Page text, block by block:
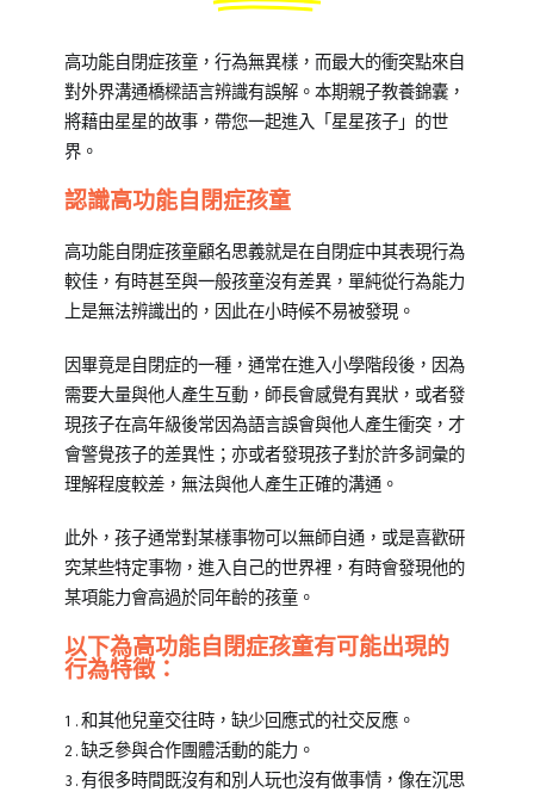
高功能自閉症孩童，行為無異樣，而最大的衝突點來自
對外界溝通橋樑語言辨識有誤解。本期親子教養錦囊，
將藉由星星的故事，帶您一起進入「星星孩子」的世
界。
認識高功能自閉症孩童
高功能自閉症孩童顧名思義就是在自閉症中其表現行為
較佳，有時甚至與一般孩童沒有差異，單純從行為能力
上是無法辨識出的，因此在小時候不易被發現。
因畢竟是自閉症的一種，通常在進入小學階段後，因為
需要大量與他人產生互動，師長會感覺有異狀，或者發
現孩子在高年級後常因為語言誤會與他人產生衝突，才
會警覺孩子的差異性；亦或者發現孩子對於許多詞彙的
理解程度較差，無法與他人產生正確的溝通。
此外，孩子通常對某樣事物可以無師自通，或是喜歡研
究某些特定事物，進入自己的世界裡，有時會發現他的
某項能力會高過於同年齡的孩童。
以下為高功能自閉症孩童有可能出現的
行為特徵：
1.和其他兒童交往時，缺少回應式的社交反應。
2.缺乏參與合作團體活動的能力。
3.有很多時間既沒有和別人玩也沒有做事情，像在沉思